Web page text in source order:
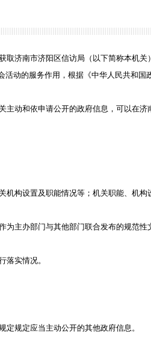
取济南市济阳区信访局 （以下简称本机
活动的服务作用，根据《中华人民共和国
主动和依申请公开的政府信息，可以在
机构设置及职能情况等；机关职能、机构
为主办部门与其他部门联合发布的规范性
落实情况。
定规定应当主动公开的其他政府信息。